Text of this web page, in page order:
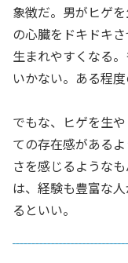
象徴だ。男がヒゲ
の心臓をドキドキ
生まれやすくなる
いかない。ある程
でもな、ヒゲを生
ての存在感がある
さを感じるような
は、経験も豊富な
るといい。